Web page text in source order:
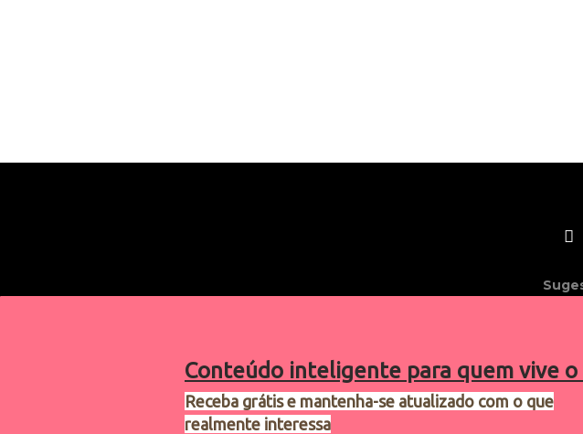
Conteúdo inteligente para quem vive o
Receba grátis e mantenha-se atualizado com o que
realmente interessa
2024®.